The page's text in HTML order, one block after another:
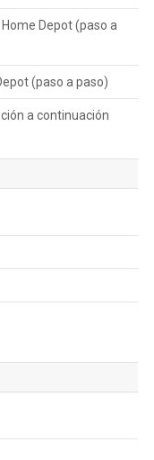
Depot (paso a
(paso a paso)
a continuación